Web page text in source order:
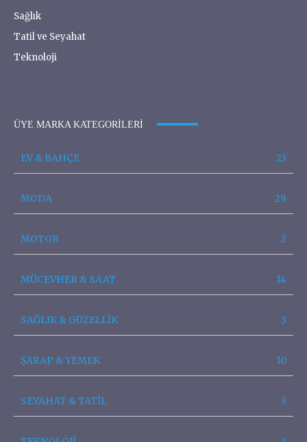
Sağlık
Tatil ve Seyahat
Teknoloji
ÜYE MARKA KATEGORILERI
EV & BAHÇE 23
MODA 29
MOTOR 2
MÜCEVHER & SAAT 14
SAĞLIK & GÜZELLİK 3
ŞARAP & YEMEK 10
SEYAHAT & TATİL 3